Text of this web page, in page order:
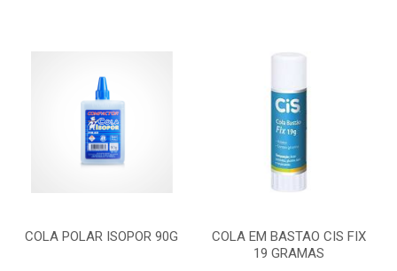
COLA POLAR ISOPOR 90G
COLA EM BASTAO CIS FIX
19 GRAMAS